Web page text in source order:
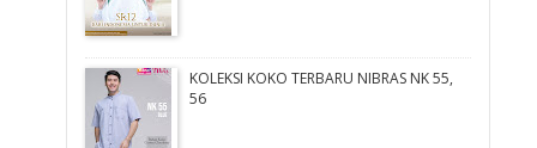
KOLEKSI KOKO TERBARU NIBRAS NK 55,
56